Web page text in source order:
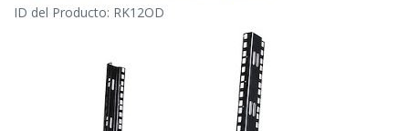
ID del Producto: RK12OD